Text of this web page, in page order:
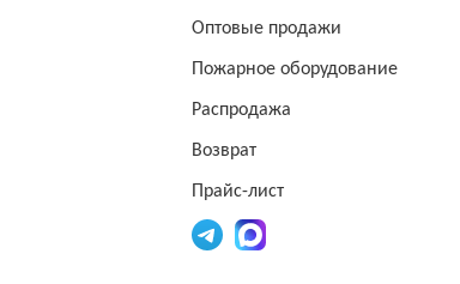
Оптовые продажи
Пожарное оборудование
Распродажа
Возврат
Прайс-лист